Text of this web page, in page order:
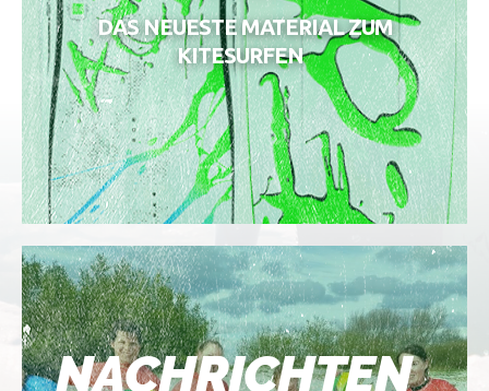
DAS NEUESTE MATERIAL ZUM
KITESURFEN
NACHRICHTEN